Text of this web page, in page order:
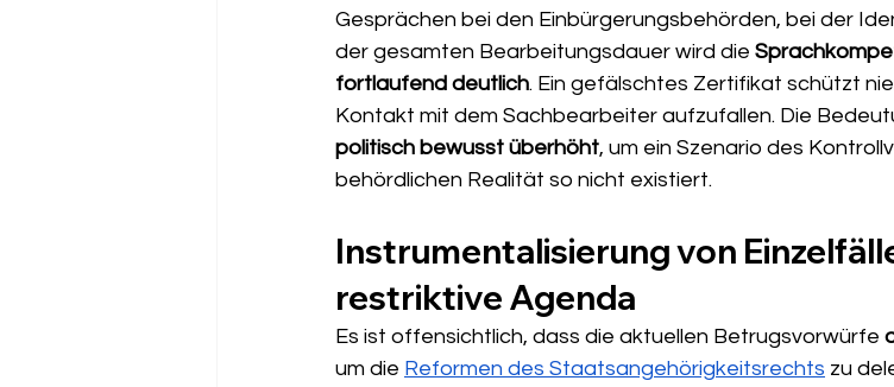
Gesprächen bei den Einbürgerungsbehörden, bei der
der gesamten Bearbeitungsdauer wird die
fortlaufend deutlich. Ein gefälschtes Zertifikat schützt
Kontakt mit dem Sachbearbeiter aufzufallen. Die
politisch bewusst überhöht, um ein Szenario des
behördlichen Realität so nicht existiert.
Instrumentalisierung von
restriktive Agenda
Es ist offensichtlich, dass die aktuellen Betrugsvorwürfe
um die Reformen des Staatsangehörigkeitsrechts zu